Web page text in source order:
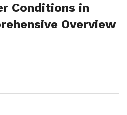
Conditions in
Overview